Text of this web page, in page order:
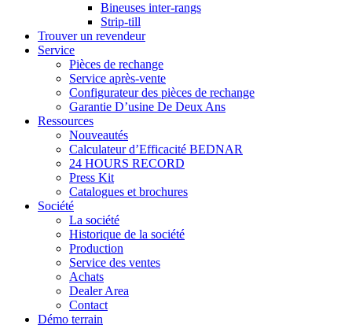
Bineuses inter-rangs
Strip-till
Trouver un revendeur
Service
Pièces de rechange
Service après-vente
Configurateur des pièces de rechange
Garantie D’usine De Deux Ans
Ressources
Nouveautés
Calculateur d’Efficacité BEDNAR
24 HOURS RECORD
Press Kit
Catalogues et brochures
Société
La société
Historique de la société
Production
Service des ventes
Achats
Dealer Area
Contact
Démo terrain